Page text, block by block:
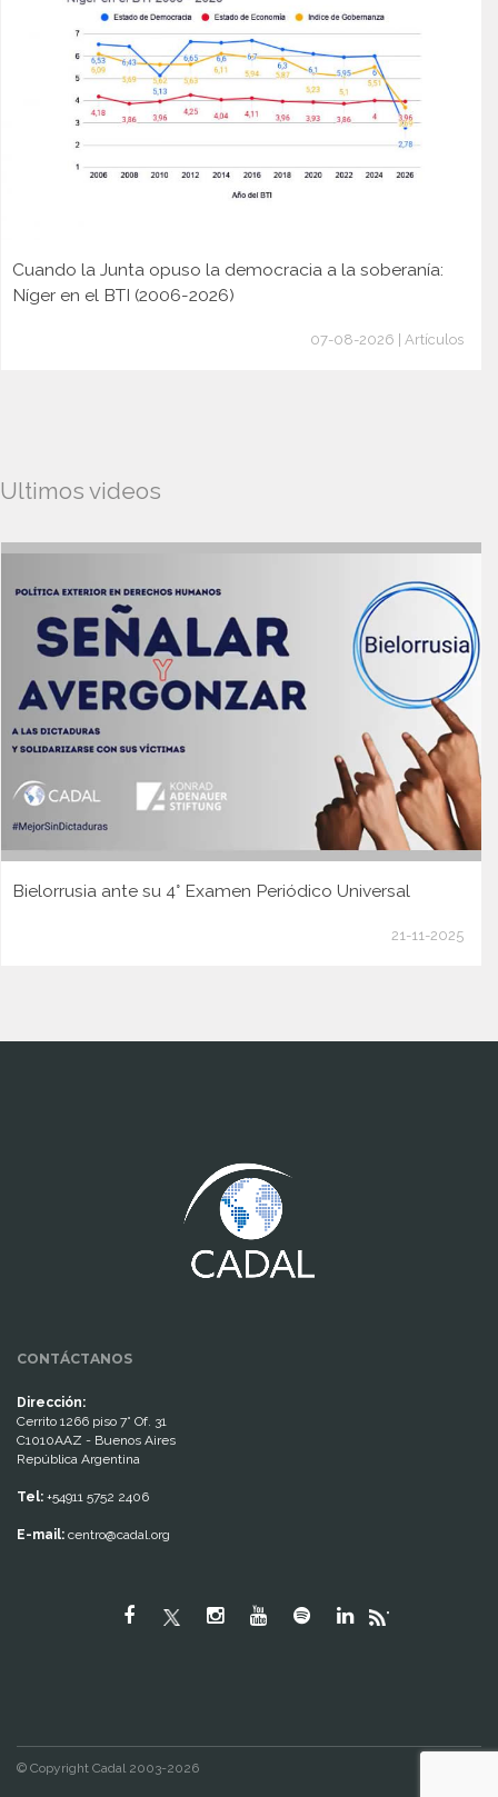
Cuando la Junta opuso la democracia a la soberanía:
Níger en el BTI (2006-2026)
07-08-2026 | Artículos
Ultimos videos
Bielorrusia ante su 4° Examen Periódico Universal
21-11-2025
CONTÁCTANOS
Dirección:
Cerrito 1266 piso 7° Of. 31
C1010AAZ - Buenos Aires
República Argentina
Tel: +54911 5752 2406
E-mail: centro@cadal.org
"
© Copyright Cadal 2003-2026